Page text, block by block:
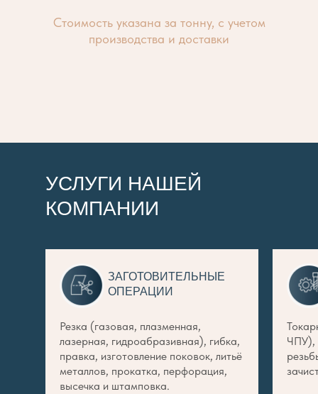
Стоимость указана за тонну, с учетом
производства и доставки
УСЛУГИ НАШЕЙ
КОМПАНИИ
ЧПУ),
ЗАГОТОВИТЕЛЬНЫЕ
ОПЕРАЦИИ
Резка (газовая, плазменная,
лазерная, гидроабразивная), гибка,
правка, изготовление поковок, литьё
металлов, прокатка, перфорация,
высечка и штамповка.